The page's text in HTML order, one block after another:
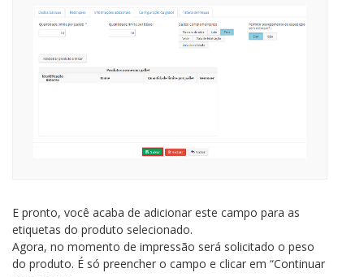
E pronto, você acaba de adicionar este campo para as
etiquetas do produto selecionado.
Agora, no momento de impressão será solicitado o peso
do produto. É só preencher o campo e clicar em “Continuar